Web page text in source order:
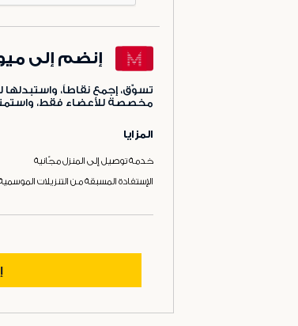
إنضم إلى
تسوّق، إجمع نقاطاً، واستبدلها
مخصصة للأعضاء فقط،
المزايا
خدمة توصيل إلى المنزل مجّانية
الإستفادة المسبقة من التنزيلات